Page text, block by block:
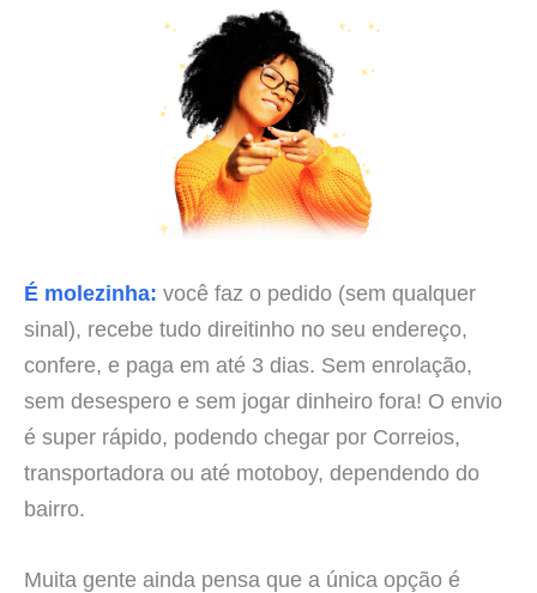
É molezinha: você faz o pedido (sem qualquer
sinal), recebe tudo direitinho no seu endereço,
confere, e paga em até 3 dias. Sem enrolação,
sem desespero e sem jogar dinheiro fora! O envio
é super rápido, podendo chegar por Correios,
transportadora ou até motoboy, dependendo do
bairro.
Muita gente ainda pensa que a única opção é